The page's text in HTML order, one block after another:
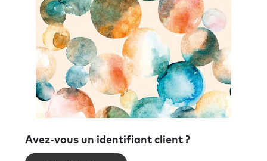
Avez-vous un identifiant client ?